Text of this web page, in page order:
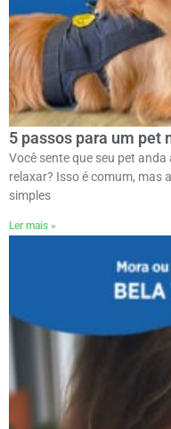
5 passos para um pet
Você sente que seu pet
relaxar? Isso é comum, mas
simples
Ler mais »